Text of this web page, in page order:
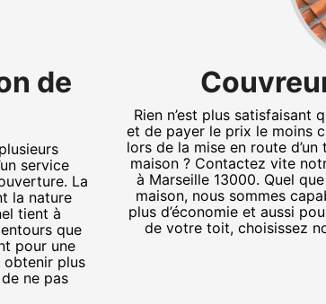
de
service
La
la nature
tient à
que
pour une
obtenir plus
ne pas
Rien n’est plus
et de payer le prix le moins
lors de la mise en route
maison ? Contactez vite
à Marseille 13000. Quel
maison, nous sommes
plus d’économie et aussi
de votre toit, choisissez